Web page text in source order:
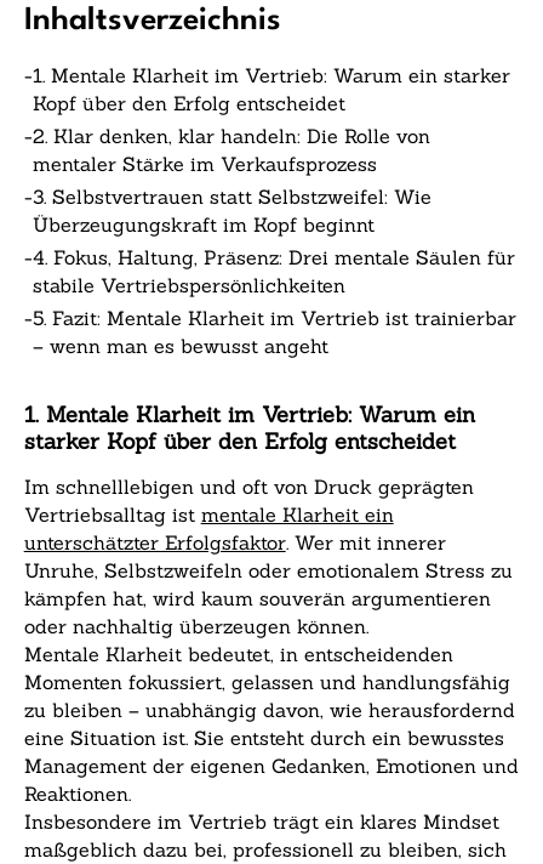
Inhaltsverzeichnis
-1. Mentale Klarheit im Vertrieb: Warum ein starker
Kopf über den Erfolg entscheidet
-2. Klar denken, klar handeln: Die Rolle von
mentaler Stärke im Verkaufsprozess
-3. Selbstvertrauen statt Selbstzweifel: Wie
Überzeugungskraft im Kopf beginnt
-4. Fokus, Haltung, Präsenz: Drei mentale Säulen für
stabile Vertriebspersönlichkeiten
-5. Fazit: Mentale Klarheit im Vertrieb ist trainierbar
– wenn man es bewusst angeht
1. Mentale Klarheit im Vertrieb: Warum ein
starker Kopf über den Erfolg entscheidet
Im schnelllebigen und oft von Druck geprägten
Vertriebsalltag ist mentale Klarheit ein
unterschätzter Erfolgsfaktor. Wer mit innerer
Unruhe, Selbstzweifeln oder emotionalem Stress zu
kämpfen hat, wird kaum souverän argumentieren
oder nachhaltig überzeugen können.
Mentale Klarheit bedeutet, in entscheidenden
Momenten fokussiert, gelassen und handlungsfähig
zu bleiben – unabhängig davon, wie herausfordernd
eine Situation ist. Sie entsteht durch ein bewusstes
Management der eigenen Gedanken, Emotionen und
Reaktionen.
Insbesondere im Vertrieb trägt ein klares Mindset
maßgeblich dazu bei, professionell zu bleiben, sich